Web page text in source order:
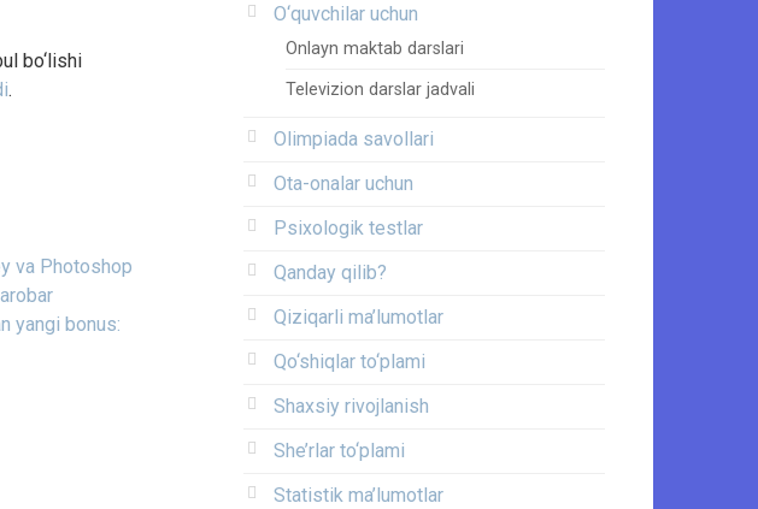
bo‘lishi
.
va Photoshop
yangi bonus:
O‘quvchilar uchun
Onlayn maktab darslari
Televizion darslar jadvali
Olimpiada savollari
Ota-onalar uchun
Psixologik testlar
Qanday qilib?
Qiziqarli ma’lumotlar
Qo‘shiqlar to‘plami
Shaxsiy rivojlanish
She’rlar to‘plami
Statistik ma’lumotlar